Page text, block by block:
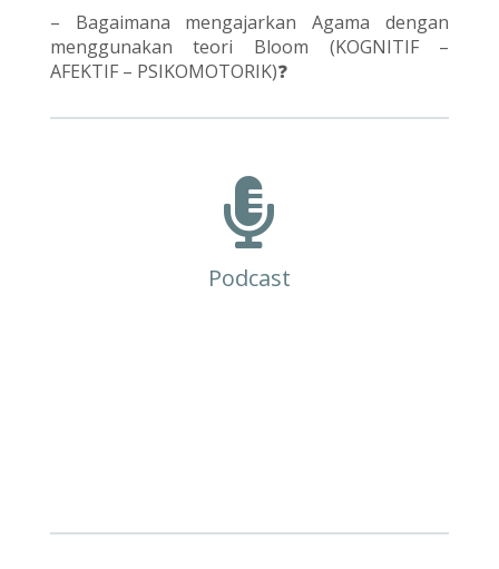
– Bagaimana mengajarkan Agama dengan
menggunakan teori Bloom (KOGNITIF –
AFEKTIF – PSIKOMOTORIK)❓

Podcast